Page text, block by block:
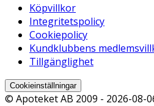
Köpvillkor
Integritetspolicy
Cookiepolicy
Kundklubbens
Tillgänglighet
Cookieinställningar
© Apoteket AB 2009 - 2026-08-